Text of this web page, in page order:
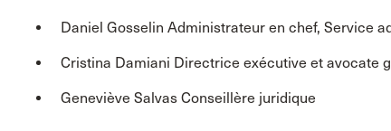
Daniel Gosselin Administrateur en chef, Service
Cristina Damiani Directrice exécutive et avocate
Geneviève Salvas Conseillère juridique